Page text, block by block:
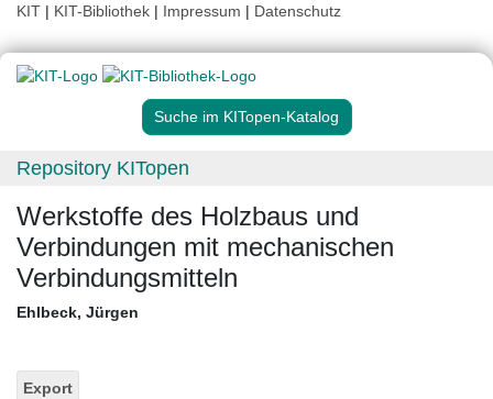
KIT | KIT-Bibliothek | Impressum | Datenschutz
Suche im KITopen-Katalog
Repository KITopen
Werkstoffe des Holzbaus und
Verbindungen mit mechanischen
Verbindungsmitteln
Ehlbeck, Jürgen
Export